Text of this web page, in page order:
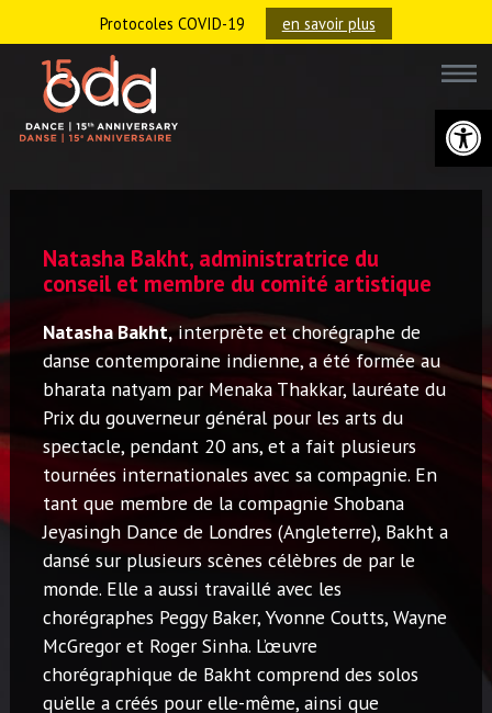
Ouvrir
Protocoles COVID-19 en savoir plus
Natasha Bakht, administratrice du
conseil et membre du comité artistique
Natasha Bakht,interprète et chorégraphe de
danse contemporaine indienne, a été formée au
bharata natyam par Menaka Thakkar, lauréate du
Prix du gouverneur général pour les arts du
spectacle, pendant 20 ans, et a fait plusieurs
tournées internationales avec sa compagnie. En
tant que membre de la compagnie Shobana
Jeyasingh Dance de Londres (Angleterre), Bakht a
dansé sur plusieurs scènes célèbres de par le
monde. Elle a aussi travaillé avec les
chorégraphes Peggy Baker, Yvonne Coutts, Wayne
McGregor et Roger Sinha. L’œuvre
chorégraphique de Bakht comprend des solos
qu’elle a créés pour elle-même, ainsi que